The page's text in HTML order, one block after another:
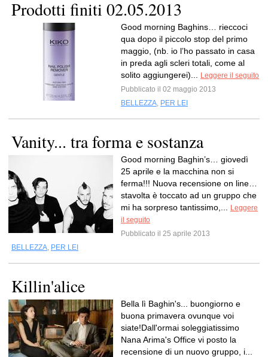
Prodotti finiti 02.05.2013
Good morning Baghins… rieccoci
qua dopo il piccolo stop del primo
maggio, (nb. io l’ho passato in casa
in preda agli scleri totali, come al
solito aggiungerei)...
Leggere il seguito
Pubblicato il 02 maggio 2013
BELLEZZA, PER LEI
Vanity... tra forma e sostanza
Good morning Baghin’s… giovedì
25 aprile e la macchina non si
ferma!!! Nuova recensione on line…
stavolta è toccato ad un gruppo che
mi ha sorpreso tantissimo,...
Leggere
il seguito
Pubblicato il 25 aprile 2013
BELLEZZA, PER LEI
Killin'alice
Bella lì Baghin's... buongiorno e
buona primavera ovunque voi
siate!Dall'ormai soleggiatissimo
Nana Arima's Office vi posto la
recensione di un nuovo gruppo, i...